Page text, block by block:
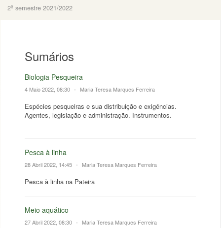
2º semestre 2021/2022
Sumários
Biologia Pesqueira
4 Maio 2022, 08:30 • Maria Teresa Marques Ferreira
Espécies pesqueiras e sua distribuição e exigências.
Agentes, legislação e administração. Instrumentos.
Pesca à linha
28 Abril 2022, 14:45 • Maria Teresa Marques Ferreira
Pesca à linha na Pateira
Meio aquático
27 Abril 2022, 08:30 • Maria Teresa Marques Ferreira